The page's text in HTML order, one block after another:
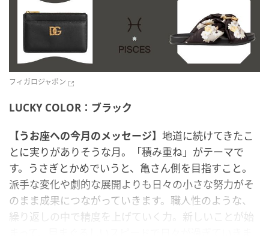
フィガロジャポン
LUCKY COLOR：ブラック
【うお座への今月のメッセージ】 地道に続けてきたこ
とに実りがありそうな月。「積み重ね」がテーマで
す。うさぎとかめでいうと、亀さん側を目指すこと。
派手な変化や劇的な展開よりも日々の小さな努力がそ
のまま成果につながっていきます。職人性のような、
繰り返しの中で精度を上げていく力。新しいことが始